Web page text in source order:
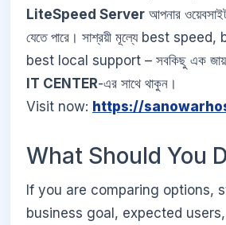
LiteSpeed Server আপনার
যেতে পারে। সাশ্রয়ী মূল্যে best
best local support – সবকিছু এক
IT CENTER-এর সাথে থাকুন।
Visit now: https://
What Should You
If you are comparing options,
business goal, expected